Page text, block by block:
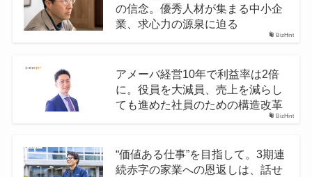
BizHint
の信念。優秀人材が集まる中小企
業、求心力の源泉に迫る
BizHint
アメーバ経営10年で利益率は2倍
に。役員を大減員、売上を減らし
ても進めた社員のための構造改革
“価値ある仕事”を目指して。3期連
続赤字の家業への恩返しは、話せ